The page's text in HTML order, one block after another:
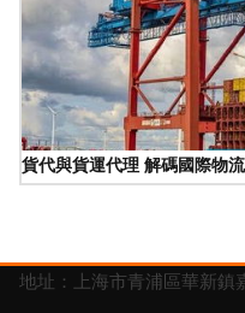
貨代與貨運代理 解碼國際物
地址：上海市青浦區華新鎮